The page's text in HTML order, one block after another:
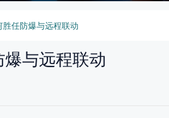
任防爆与远程联动
与远程联动